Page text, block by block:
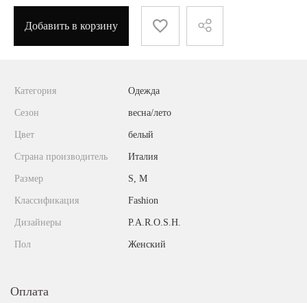
Добавить в корзину
Категория Одежда
Сезон весна/лето
Цвет белый
Страна производитель Италия
Размер S, M
Классификация Fashion
Дизайнеры P.A.R.O.S.H.
Пол Женский
Оплата